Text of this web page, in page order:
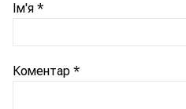
Ім'я *
Коментар *